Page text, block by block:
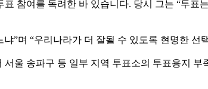
참여를 독려한 바 있습니다. 당시 그는 “투표
”며 “우리나라가 더 잘될 수 있도록 현명한 선
울 송파구 등 일부 지역 투표소의 투표용지